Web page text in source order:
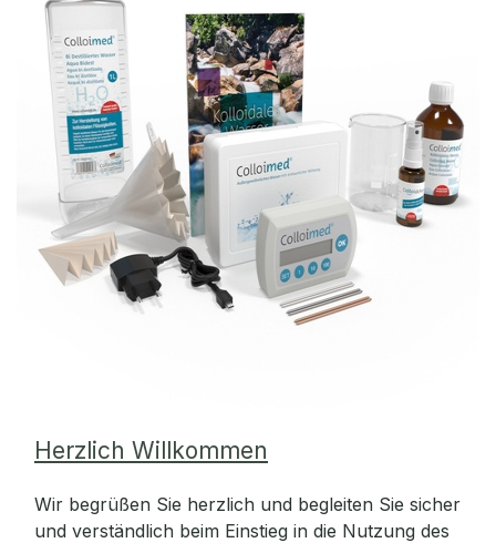
Herzlich Willkommen
Wir begrüßen Sie herzlich und begleiten Sie sicher
und verständlich beim Einstieg in die Nutzung des